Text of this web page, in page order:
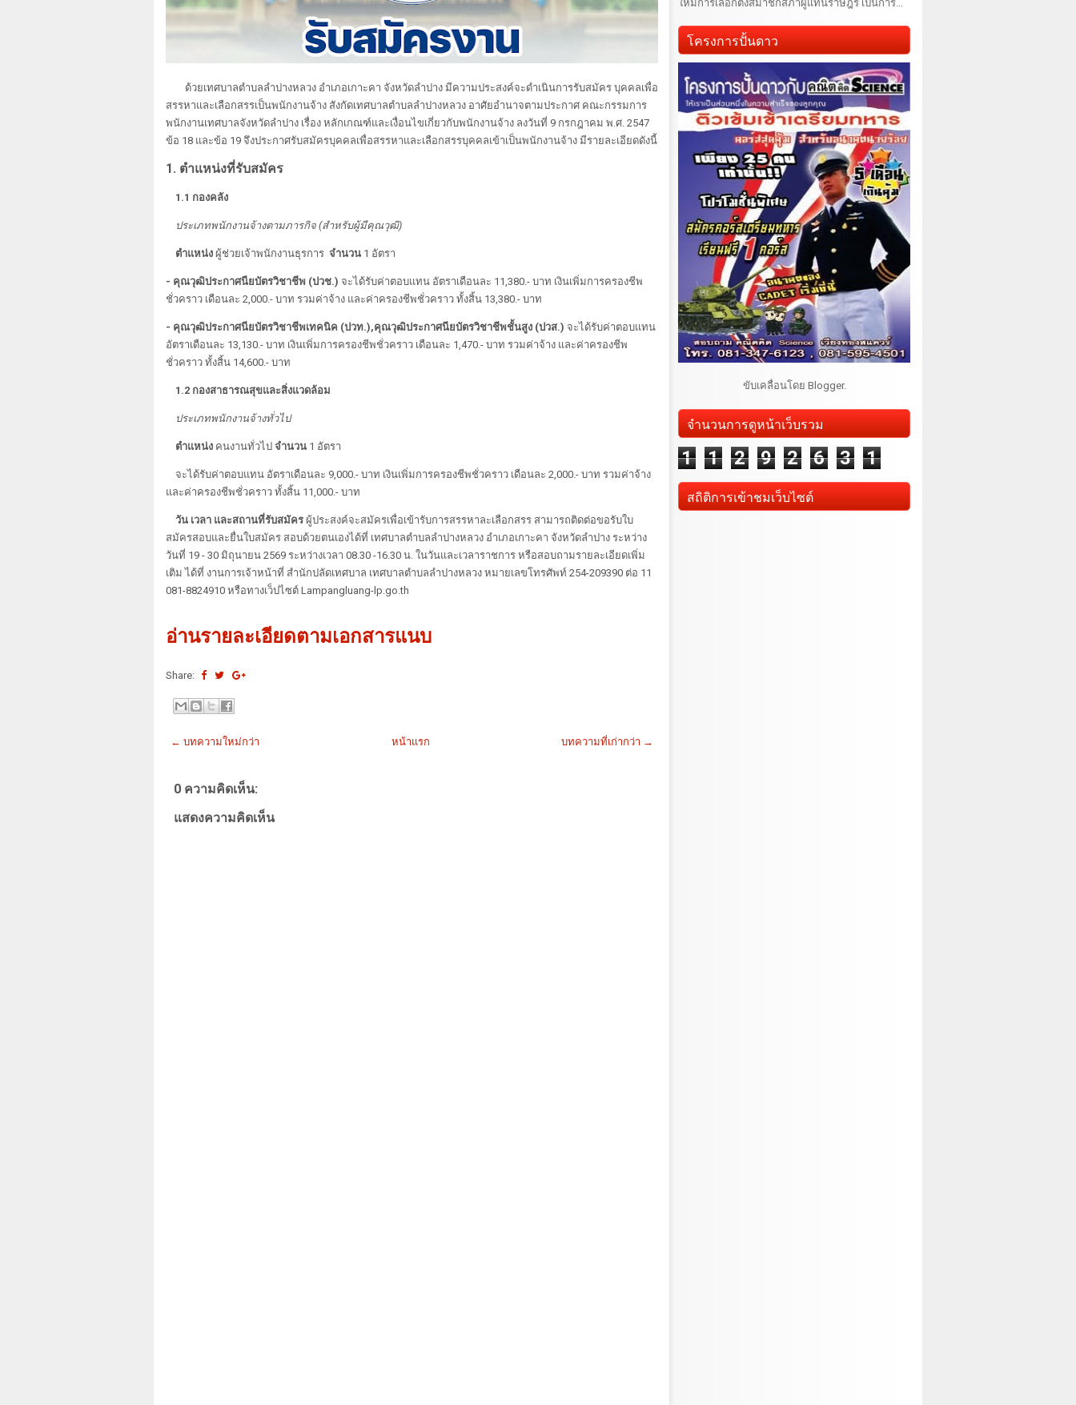
ด้วยเทศบาลตำบลลำปางหลวง อำเภอเกาะคา จังหวัดลำปาง มีความประสงค์จะดำเนินการรับสมัคร บุคคลเพื่อ
สรรหาและเลือกสรรเป็นพนักงานจ้าง สังกัดเทศบาลตำบลลำปางหลวง อาศัยอำนาจตามประกาศ คณะกรรมการ
พนักงานเทศบาลจังหวัดลำปาง เรื่อง หลักเกณฑ์และเงื่อนไขเกี่ยวกับพนักงานจ้าง ลงวันที่ 9 กรกฎาคม พ.ศ. 2547
ข้อ 18 และข้อ 19 จึงประกาศรับสมัครบุคคลเพื่อสรรหาและเลือกสรรบุคคลเข้าเป็นพนักงานจ้าง มีรายละเอียดดังนี้
1. ตำแหน่งที่รับสมัคร
1.1 กองคลัง
ประเภทพนักงานจ้างตามภารกิจ (สำหรับผู้มีคุณวุฒิ)
ตำแหน่ง ผู้ช่วยเจ้าพนักงานธุรการ จำนวน 1 อัตรา
- คุณวุฒิประกาศนียบัตรวิชาชีพ (ปวช.) จะได้รับค่าตอบแทน อัตราเดือนละ 11,380.- บาท เงินเพิ่มการครองชีพ
ชั่วคราว เดือนละ 2,000.- บาท รวมค่าจ้าง และค่าครองชีพชั่วคราว ทั้งสิ้น 13,380.- บาท
- คุณวุฒิประกาศนียบัตรวิชาชีพเทคนิค (ปวท.),คุณวุฒิประกาศนียบัตรวิชาชีพชั้นสูง (ปวส.) จะได้รับค่าตอบแทน
อัตราเดือนละ 13,130.- บาท เงินเพิ่มการครองชีพชั่วคราว เดือนละ 1,470.- บาท รวมค่าจ้าง และค่าครองชีพ
ชั่วคราว ทั้งสิ้น 14,600.- บาท
1.2 กองสาธารณสุขและสิ่งแวดล้อม
ประเภทพนักงานจ้างทั่วไป
ตำแหน่ง คนงานทั่วไป จำนวน 1 อัตรา
จะได้รับค่าตอบแทน อัตราเดือนละ 9,000.- บาท เงินเพิ่มการครองชีพชั่วคราว เดือนละ 2,000.- บาท รวมค่าจ้าง
และค่าครองชีพชั่วคราว ทั้งสิ้น 11,000.- บาท
วัน เวลา และสถานที่รับสมัคร ผู้ประสงค์จะสมัครเพื่อเข้ารับการสรรหาละเลือกสรร สามารถติดต่อขอรับใบ
สมัครสอบและยื่นใบสมัคร สอบด้วยตนเองได้ที่ เทศบาลตำบลลำปางหลวง อำเภอเกาะคา จังหวัดลำปาง ระหว่าง
วันที่ 19 - 30 มิถุนายน 2569 ระหว่างเวลา 08.30 -16.30 น. ในวันและเวลาราชการ หรือสอบถามรายละเอียดเพิ่ม
เติม ได้ที่ งานการเจ้าหน้าที่ สำนักปลัดเทศบาล เทศบาลตำบลลำปางหลวง หมายเลขโทรศัพท์ 254-209390 ต่อ 11
081-8824910 หรือทางเว็ปไซต์ Lampangluang-lp.go.th
อ่านรายละเอียดตามเอกสารแนบ
Share:
← บทความใหม่กว่า บทความที่เก่ากว่า →
หน้าแรก
0 ความคิดเห็น:
แสดงความคิดเห็น
ให้มีการเลือกตั้งสมาชิกสภาผู้แทนราษฎร เป็นการ...
โครงการปั้นดาว
ขับเคลื่อนโดย Blogger.
จำนวนการดูหน้าเว็บรวม
1 1 2 9 2 6 3 1
สถิติการเข้าชมเว็บไซต์